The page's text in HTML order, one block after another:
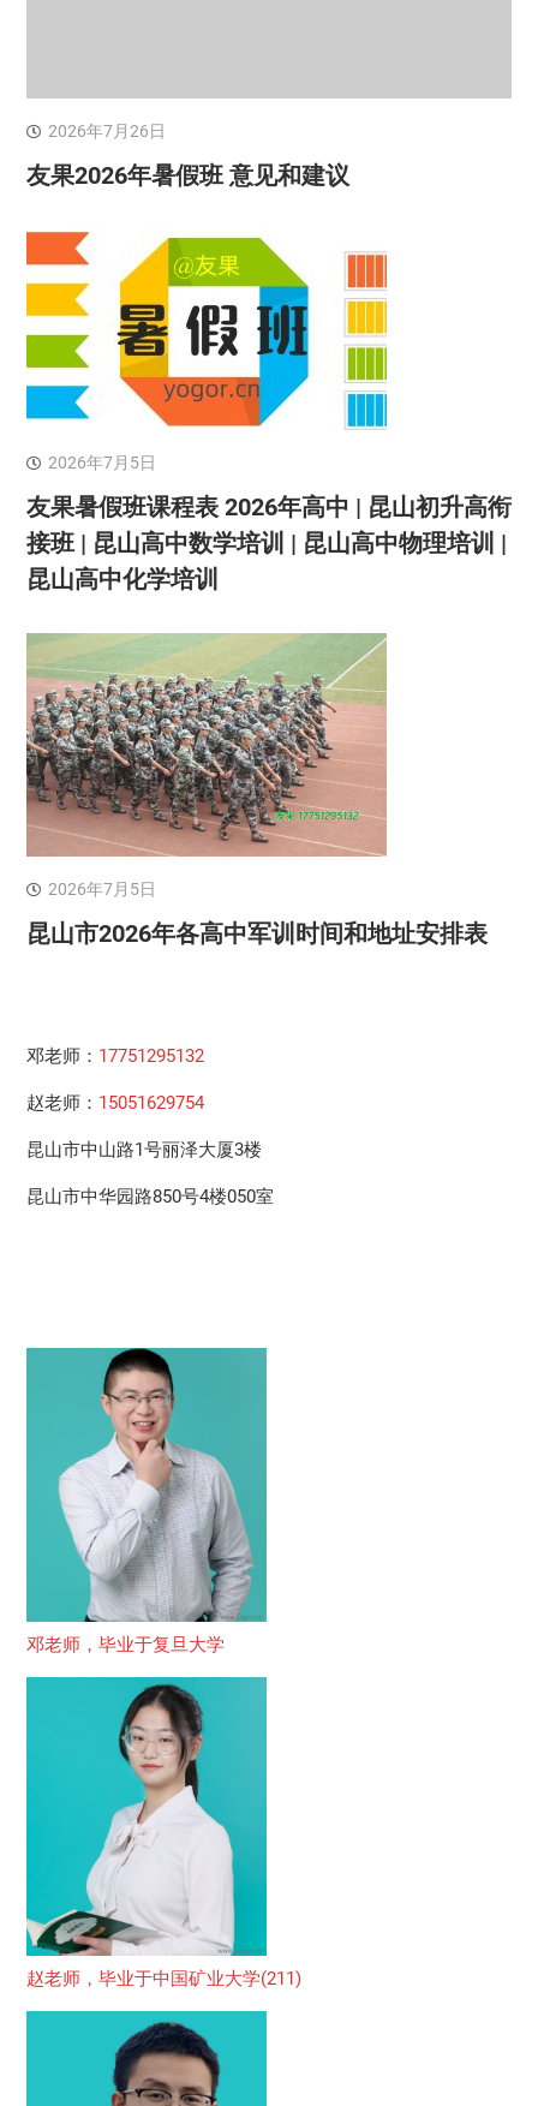
2026年7月26日
友果2026年暑假班 意见和建议
2026年7月5日
友果暑假班课程表 2026年高中 | 昆山初升高衔
接班 | 昆山高中数学培训 | 昆山高中物理培训 |
昆山高中化学培训
2026年7月5日
昆山市2026年各高中军训时间和地址安排表
邓老师： 17751295132
赵老师： 15051629754
昆山市中山路1号丽泽大厦3楼
昆山市中华园路850号4楼050室
邓老师，毕业于复旦大学
赵老师，毕业于中国矿业大学(211)